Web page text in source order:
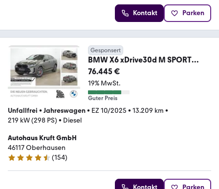
Kontakt Parken
Gesponsert
BMW X6 xDrive30d M SPORT
PRO+AHK+STANDHZ+KAMERA
76.445 €
19% MwSt.
Guter Preis
Unfallfrei • Jahreswagen• EZ 10/2025 • 13.209 km •
219 kW (298 PS) • Diesel
Autohaus Kruft GmbH
46117 Oberhausen
4.6 Sterne
(154)